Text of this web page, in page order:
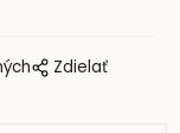
Zdielať